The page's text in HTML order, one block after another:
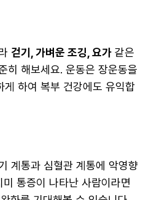
걷기, 가벼운 조깅, 요가 같은
히 해보세요. 운동은 장운동을
게 하여 복부 건강에도 유익합
계통과 심혈관 계통에 악영향
통증이 나타난 사람이라면